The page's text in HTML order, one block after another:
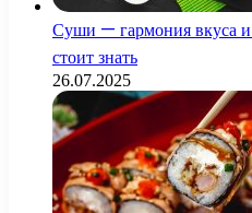
Суши — гармония вкуса и
стоит знать
26.07.2025